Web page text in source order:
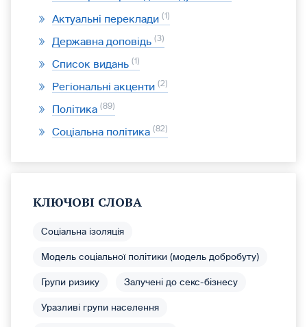
Актуальні переклади 1
Державна доповідь 3
Список видань 1
Регіональні акценти 2
Політика 89
Соціальна політика 82
КЛЮЧОВІ СЛОВА
Соціальна ізоляція
Модель соціальної політики (модель добробуту)
Групи ризику Залучені до секс-бізнесу
Уразливі групи населення